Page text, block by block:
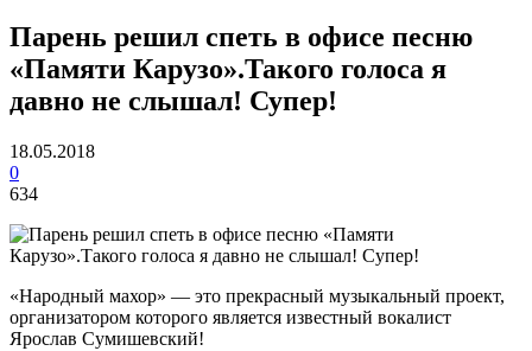
Парень решил спеть в офисе песню
«Памяти Карузо».Такого голоса я
давно не слышал! Супер!
18.05.2018
0
634
«Народный махор» — это прекрасный музыкальный проект,
организатором которого является известный вокалист
Ярослав Сумишевский!